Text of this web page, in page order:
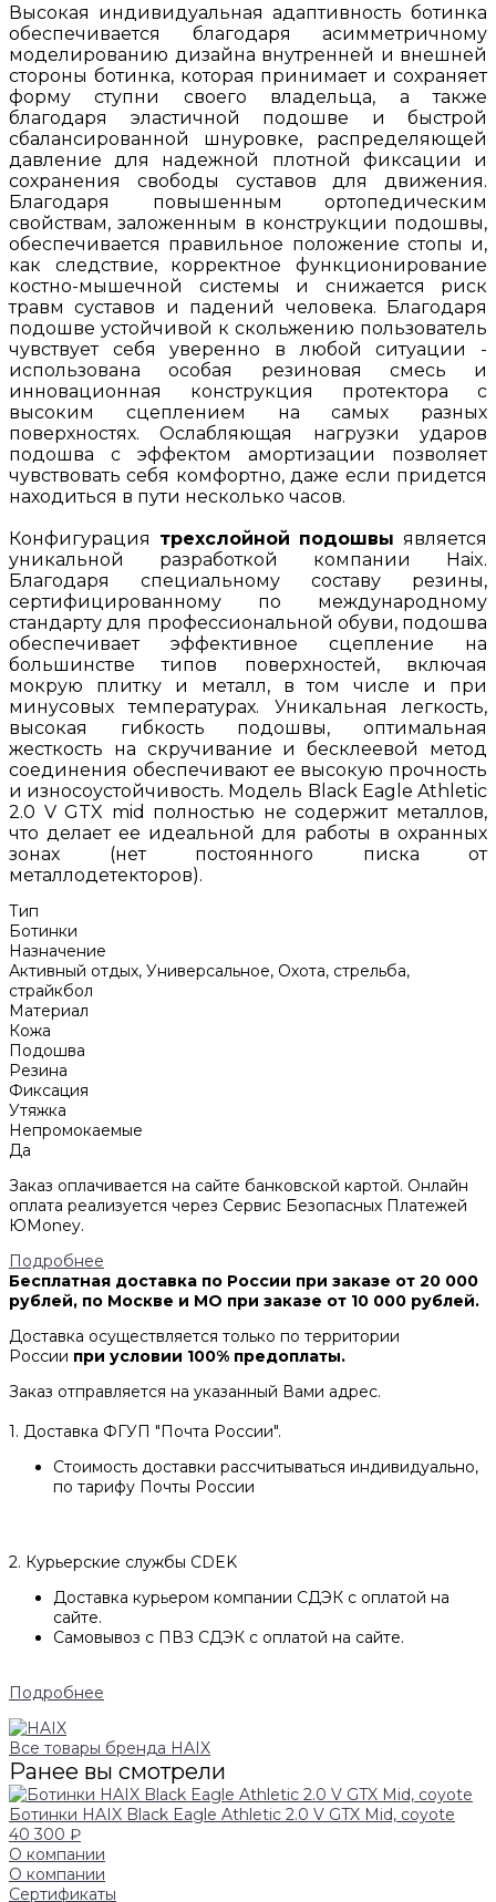
Высокая индивидуальная адаптивность ботинка
обеспечивается благодаря асимметричному
моделированию дизайна внутренней и внешней
стороны ботинка, которая принимает и сохраняет
форму ступни своего владельца, а также
благодаря эластичной подошве и быстрой
сбалансированной шнуровке, распределяющей
давление для надежной плотной фиксации и
сохранения свободы суставов для движения.
Благодаря повышенным ортопедическим
свойствам, заложенным в конструкции подошвы,
обеспечивается правильное положение стопы и,
как следствие, корректное функционирование
костно-мышечной системы и снижается риск
травм суставов и падений человека. Благодаря
подошве устойчивой к скольжению пользователь
чувствует себя уверенно в любой ситуации -
использована особая резиновая смесь и
инновационная конструкция протектора с
высоким сцеплением на самых разных
поверхностях. Ослабляющая нагрузки ударов
подошва с эффектом амортизации позволяет
чувствовать себя комфортно, даже если придется
находиться в пути несколько часов.
Конфигурация трехслойной подошвы является
уникальной разработкой компании Haix.
Благодаря специальному составу резины,
сертифицированному по международному
стандарту для профессиональной обуви, подошва
обеспечивает эффективное сцепление на
большинстве типов поверхностей, включая
мокрую плитку и металл, в том числе и при
минусовых температурах. Уникальная легкость,
высокая гибкость подошвы, оптимальная
жесткость на скручивание и бесклеевой метод
соединения обеспечивают ее высокую прочность
и износоустойчивость. Модель Black Eagle Athletic
2.0 V GTX mid полностью не содержит металлов,
что делает ее идеальной для работы в охранных
зонах (нет постоянного писка от
металлодетекторов).
Тип
Ботинки
Назначение
Активный отдых, Универсальное, Охота, стрельба,
страйкбол
Материал
Кожа
Подошва
Резина
Фиксация
Утяжка
Непромокаемые
Да
Заказ оплачивается на сайте банковской картой. Онлайн
оплата реализуется через Сервис Безопасных Платежей
ЮMoney.
Подробнее
Бесплатная доставка по России при заказе от 20 000
рублей, по Москве и МО при заказе от 10 000 рублей.
Доставка осуществляется только по территории
России при условии 100% предоплаты.
Заказ отправляется на указанный Вами адрес.
1. Доставка ФГУП "Почта России".
Стоимость доставки рассчитываться индивидуально,
по тарифу Почты России
2. Курьерские службы CDEK
Доставка курьером компании СДЭК с оплатой на
сайте.
Самовывоз с ПВЗ СДЭК с оплатой на сайте.
Подробнее
Все товары бренда HAIX
Ранее вы смотрели
Ботинки HAIX Black Eagle Athletic 2.0 V GTX Mid, coyote
40 300 ₽
О компании
О компании
Сертификаты